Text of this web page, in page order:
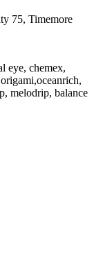
75, Timemore
eye, chemex,
melodrip, balance